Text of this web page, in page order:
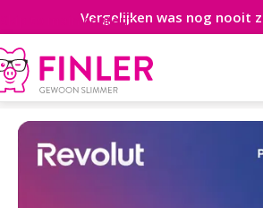
Skip to main contentVergelijken was nog nooit
Home>Betaalrekening